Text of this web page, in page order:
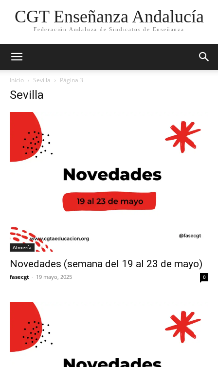
CGT Enseñanza Andalucía
Federación Andaluza de Sindicatos de Enseñanza
Inicio Sevilla Página 3
Sevilla
Almería
Novedades (semana del 19 al 23 de mayo)
fasecgt - 19 mayo, 2025 0